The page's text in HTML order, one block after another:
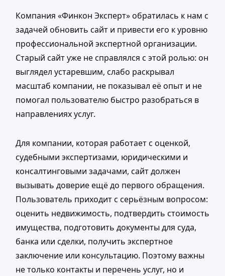
Компания «Финкон Эксперт» обратилась к нам с
задачей обновить сайт и привести его к уровню
профессиональной экспертной организации.
Старый сайт уже не справлялся с этой ролью: он
выглядел устаревшим, слабо раскрывал
масштаб компании, не показывал её опыт и не
помогал пользователю быстро разобраться в
направлениях услуг.
Для компании, которая работает с оценкой,
судебными экспертизами, юридическими и
консалтинговыми задачами, сайт должен
вызывать доверие ещё до первого обращения.
Пользователь приходит с серьёзным вопросом:
оценить недвижимость, подтвердить стоимость
имущества, подготовить документы для суда,
банка или сделки, получить экспертное
заключение или консультацию. Поэтому важны
не только контакты и перечень услуг, но и